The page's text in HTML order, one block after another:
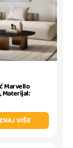
Marvello
Materijal:
VIŠE